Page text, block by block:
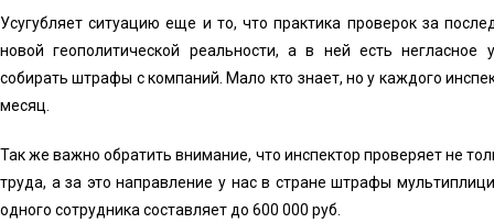
Усугубляет ситуацию еще и то, что практика проверок за
новой геополитической реальности, а в ней есть негласное
собирать штрафы с компаний. Мало кто знает, но у каждого
месяц.
Так же важно обратить внимание, что инспектор проверяет не
труда, а за это направление у нас в стране штрафы
одного сотрудника составляет до 600 000 руб.